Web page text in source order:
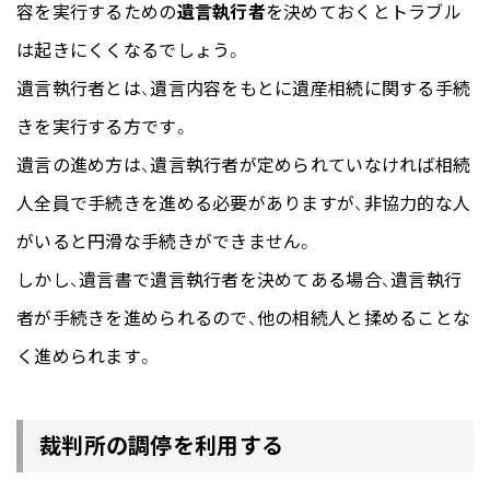
容を実行するための遺言執行者を決めておくとトラブル
は起きにくくなるでしょう。
遺言執行者とは、遺言内容をもとに遺産相続に関する手続
きを実行する方です。
遺言の進め方は、遺言執行者が定められていなければ相続
人全員で手続きを進める必要がありますが、非協力的な人
がいると円滑な手続きができません。
しかし、遺言書で遺言執行者を決めてある場合、遺言執行
者が手続きを進められるので、他の相続人と揉めることな
く進められます。
裁判所の調停を利用する